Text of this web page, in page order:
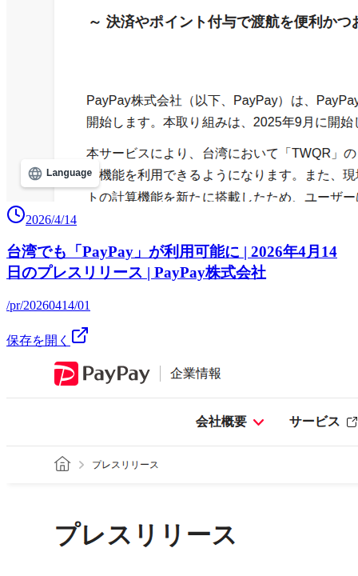
2026/4/14
台湾でも「PayPay」が利用可能に | 2026年4月14
日のプレスリリース | PayPay株式会社
/pr/20260414/01
保存を開く